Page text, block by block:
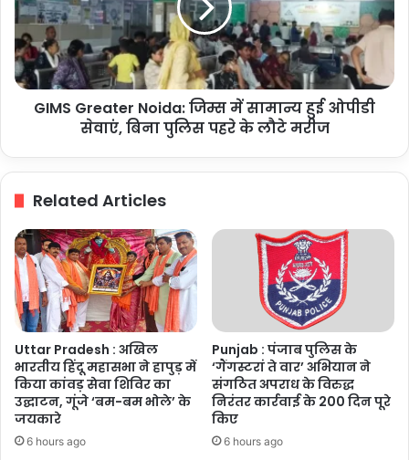
में
सामान्य
हुई
ओपीडी
सेवाएं,
मरीज
GIMS Greater Noida: जिम्स में सामान्य हुई ओपीडी
सेवाएं, बिना पुलिस पहरे के लौटे मरीज
Related Articles
Uttar Pradesh : अखिल
भारतीय हिंदू महासभा ने हापुड़ में
किया कांवड़ सेवा शिविर का
उद्घाटन, गूंजे ‘बम-बम भोले’ के
जयकारे
6 hours ago
Punjab : पंजाब पुलिस के
‘गैंगस्टरां ते वार’ अभियान ने
संगठित अपराध के विरुद्ध
निरंतर कार्रवाई के 200 दिन पूरे
किए
6 hours ago